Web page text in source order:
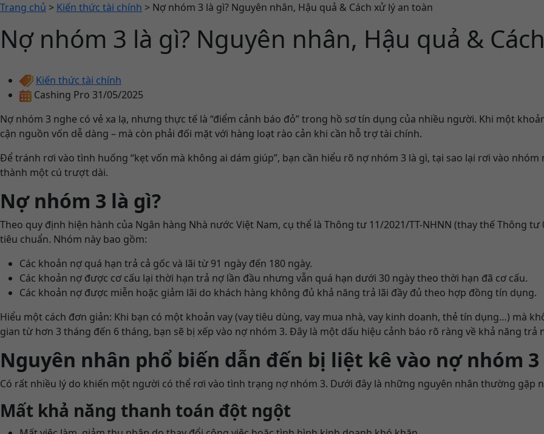
Trang chủ > Kiến thức tài chính > Nợ nhóm 3 là gì? Nguyên nhân, Hậu quả & Cách xử lý an toàn
Nợ nhóm 3 là gì? Nguyên nhân, Hậu quả &
Kiến thức tài chính
Cashing Pro 31/05/2025
Nợ nhóm 3 nghe có vẻ xa lạ, nhưng thực tế là “điểm cảnh báo đỏ” trong hồ sơ tín dụng của nhiều người. Khi một
cận nguồn vốn dễ dàng – mà còn phải đối mặt với hàng loạt rào cản khi cần hỗ trợ tài chính.
Để tránh rơi vào tình huống “kẹt vốn mà không ai dám giúp”, bạn cần hiểu rõ nợ nhóm 3 là gì, tại sao lại rơi vào
thành một cú trượt dài.
Nợ nhóm 3 là gì?
Theo quy định hiện hành của Ngân hàng Nhà nước Việt Nam, cụ thể là Thông tư 11/2021/TT-NHNN (thay thế Thông
tiêu chuẩn. Nhóm này bao gồm:
Các khoản nợ quá hạn trả cả gốc và lãi từ 91 ngày đến 180 ngày.
Các khoản nợ được cơ cấu lại thời hạn trả nợ lần đầu nhưng vẫn quá hạn dưới 30 ngày theo thời hạn đã cơ cấu.
Các khoản nợ được miễn hoặc giảm lãi do khách hàng không đủ khả năng trả lãi đầy đủ theo hợp đồng tín dụng.
Hiểu một cách đơn giản: Khi bạn có một khoản vay (vay tiêu dùng, vay mua nhà, vay kinh doanh, thẻ tín dụng…) mà
gian từ hơn 3 tháng đến 6 tháng, bạn sẽ bị xếp vào nợ nhóm 3. Đây là một dấu hiệu cảnh báo rõ ràng về khả năng
Nguyên nhân phổ biến dẫn đến bị liệt kê vào nợ nhóm 3
Có rất nhiều lý do khiến một người có thể rơi vào tình trạng nợ nhóm 3. Dưới đây là những nguyên nhân thường gặp
Mất khả năng thanh toán đột ngột